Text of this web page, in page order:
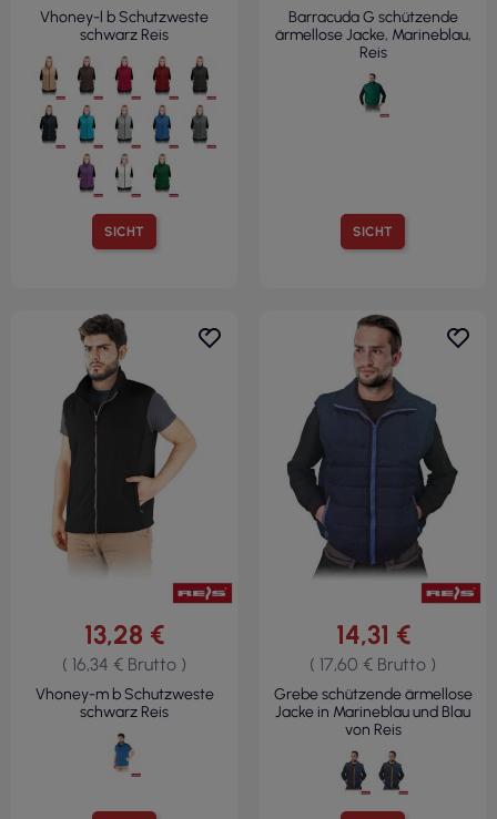
SICHT
Vhoney-l b Schutzweste
schwarz Reis
SICHT
Barracuda G schützende
ärmellose Jacke, Marineblau,
Reis
13,28 €
( 16,34 € Brutto )
Vhoney-m b Schutzweste
schwarz Reis
14,31 €
( 17,60 € Brutto )
Grebe schützende ärmellose
Jacke in Marineblau und Blau
von Reis